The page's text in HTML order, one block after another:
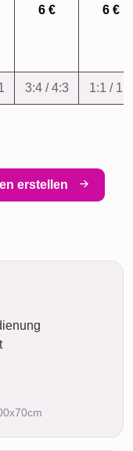
6 € 6 €
3:4 / 4:3 1:1 / 1:1
erstellen